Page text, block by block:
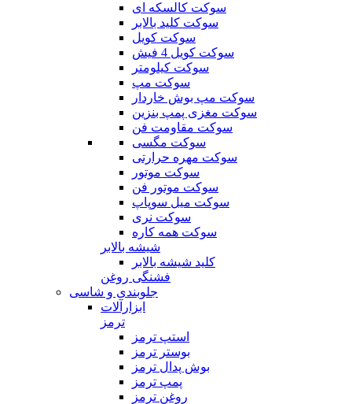
سوکت کالسکه ای
سوکت کلید بالابر
سوکت کویل
سوکت کویل 4 فیش
سوکت کیلومتر
سوکت مپ
سوکت مپ بوش خاردار
سوکت مغزی پمپ بنزین
سوکت مقاومت فن
سوکت مگسی
سوکت مهره حرارتی
سوکت موتور
سوکت موتور فن
سوکت میل سوپاپ
سوکت نری
سوکت همه کاره
شیشه بالابر
کلید شیشه بالابر
فشنگی روغن
جلوبندی و شاسی
ابزارآلات
ترمز
استپ ترمز
بوستر ترمز
بوش پدال ترمز
پمپ ترمز
روغن ترمز